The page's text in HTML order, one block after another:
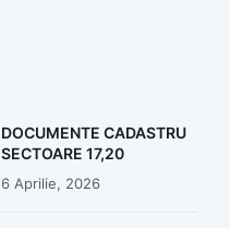
DOCUMENTE CADASTRU
SECTOARE 17,20
6 Aprilie, 2026